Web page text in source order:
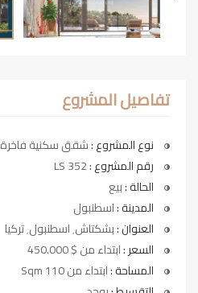
تفاصيل المشروع
نوع المشروع :شقق سكنية فاخرة
رقم المشروع :
الحالة :بيع
المدينة :اسطنبول
العنوان :بشكتاش٬ اسطنبول٬ تركيا
السعر :ابتداء من $ 450.000
المساحة :ابتداء من 110 Sqm